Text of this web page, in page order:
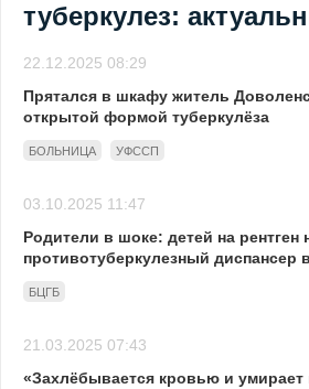
туберкулез:
22.12.2025 08:29
Прятался в шкафу житель
открытой формой туберкулёза
БОЛЬНИЦА УФССП
03.10.2025 11:47
Родители в шоке: детей на рентген
противотуберкулезный диспансер
БЦГБ
21.03.2025 07:43
«Захлёбывается кровью и